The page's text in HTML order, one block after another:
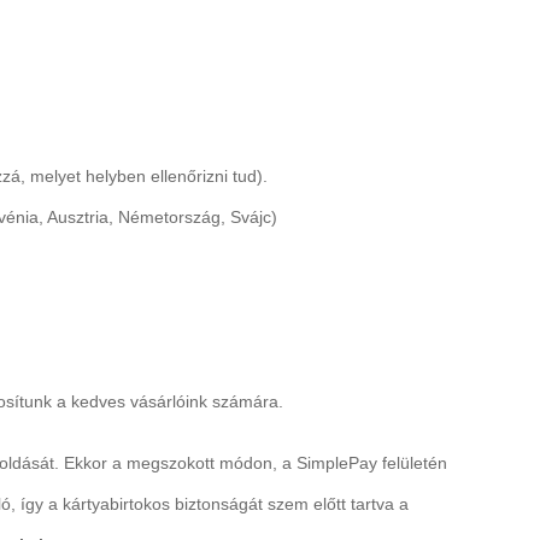
melyet helyben ellenőrizni tud).
Ausztria, Németország, Svájc)
a kedves vásárlóink számára.
Ekkor a megszokott módon, a SimplePay felületén
így a kártyabirtokos biztonságát szem előtt tartva a